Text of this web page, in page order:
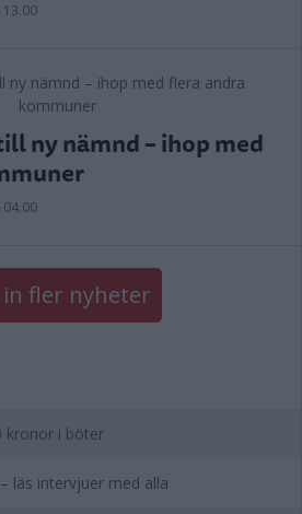
13.00
ny nämnd – ihop med
04.00
in fler nyheter
kronor i böter
läs intervjuer med alla